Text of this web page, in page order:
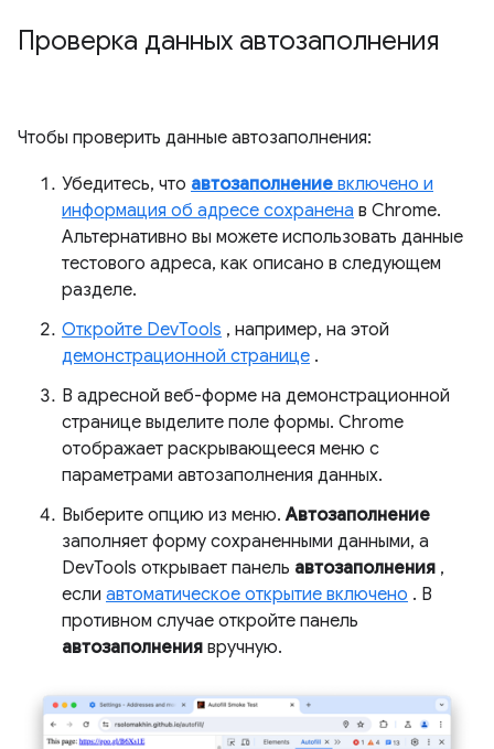
Проверка данных автозаполнения
Чтобы проверить данные автозаполнения:
Убедитесь, что автозаполнение включено и
информация об адресе сохранена в Chrome.
Альтернативно вы можете использовать данные
тестового адреса, как описано в следующем
разделе.
Откройте DevTools , например, на этой
демонстрационной странице .
В адресной веб-форме на демонстрационной
странице выделите поле формы. Chrome
отображает раскрывающееся меню с
параметрами автозаполнения данных.
Выберите опцию из меню.Автозаполнение
заполняет форму сохраненными данными, а
DevTools открывает панель автозаполнения ,
если автоматическое открытие включено . В
противном случае откройте панель
автозаполнения вручную.